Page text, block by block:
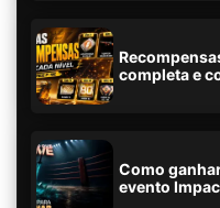
completa e
Como
evento